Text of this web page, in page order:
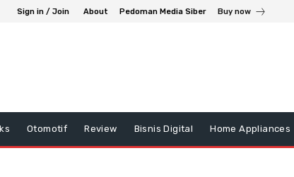
Sign in / Join About Pedoman Media Siber Buy now
Otomotif Review Bisnis Digital Home Appliances